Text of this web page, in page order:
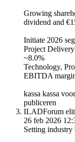
Growing
dividend and
Initiate 2026
Project
~8.0%
Technology,
EBITDA
kassa kassa
publiceren
ILADForum
26 feb 2026
Setting industry